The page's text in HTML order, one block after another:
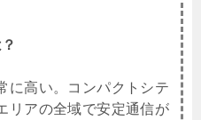
に高い。コンパクトシテ
リアの全域で安定通信が